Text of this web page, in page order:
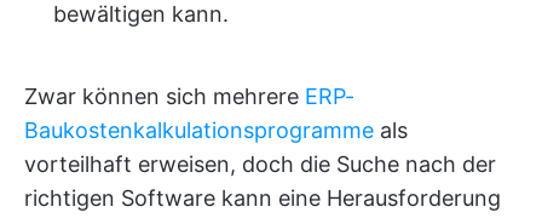
bewältigen kann.
Zwar können sich mehrere ERP-
Baukostenkalkulationsprogramme als
vorteilhaft erweisen, doch die Suche nach der
richtigen Software kann eine Herausforderung